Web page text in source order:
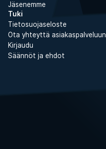
Jäsenemme
Tuki
Tietosuojaseloste
Ota yhteyttä asiakaspalveluun
Kirjaudu
Säännöt ja ehdot